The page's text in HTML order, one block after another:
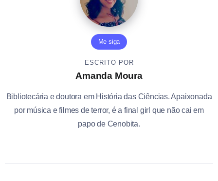
Me siga
ESCRITO POR
Amanda Moura
Bibliotecária e doutora em História das Ciências. Apaixonada
por música e filmes de terror, é a final girl que não cai em
papo de Cenobita.